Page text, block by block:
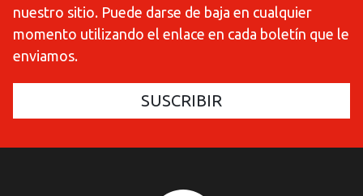
nuestro sitio. Puede darse de baja en cualquier
momento utilizando el enlace en cada boletín que le
enviamos.